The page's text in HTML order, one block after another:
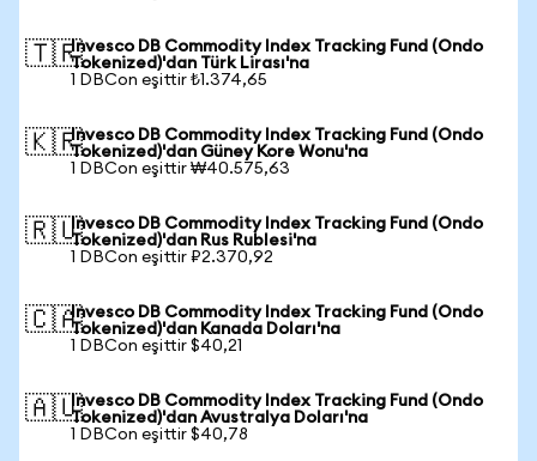
🇹🇷Invesco DB Commodity Index Tracking Fund (Ondo
Tokenized)'dan Türk Lirası'na
1 DBCon eşittir ₺1.374,65
🇰🇷Invesco DB Commodity Index Tracking Fund (Ondo
Tokenized)'dan Güney Kore Wonu'na
1 DBCon eşittir ₩40.575,63
🇷🇺Invesco DB Commodity Index Tracking Fund (Ondo
Tokenized)'dan Rus Rublesi'na
1 DBCon eşittir ₽2.370,92
🇨🇦Invesco DB Commodity Index Tracking Fund (Ondo
Tokenized)'dan Kanada Doları'na
1 DBCon eşittir $40,21
🇦🇺Invesco DB Commodity Index Tracking Fund (Ondo
Tokenized)'dan Avustralya Doları'na
1 DBCon eşittir $40,78